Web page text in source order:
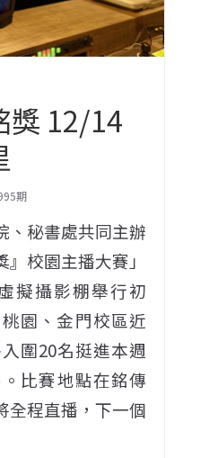
獎 12/14
期
、秘書處共同主辦
校園主播大賽」
擬攝影棚舉行初
園、金門校區近
圍20名挺進本週
比賽地點在銘傳
全程直播，下一個